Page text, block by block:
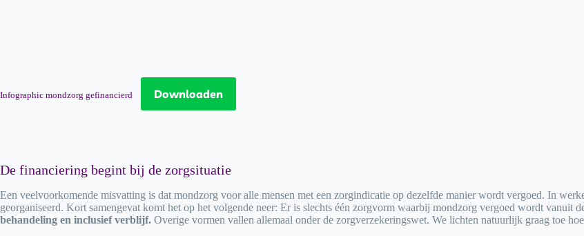
Infographic mondzorg gefinancierd Downloaden
De financiering begint bij de zorgsituatie
Een veelvoorkomende misvatting is dat mondzorg voor alle mensen met een zorgindicatie op dezelfde manier wordt vergoed. In
georganiseerd. Kort samengevat komt het op het volgende neer: Er is slechts één zorgvorm waarbij mondzorg vergoed wordt vanuit
behandeling en inclusief verblijf. Overige vormen vallen allemaal onder de zorgverzekeringswet. We lichten natuurlijk graag toe